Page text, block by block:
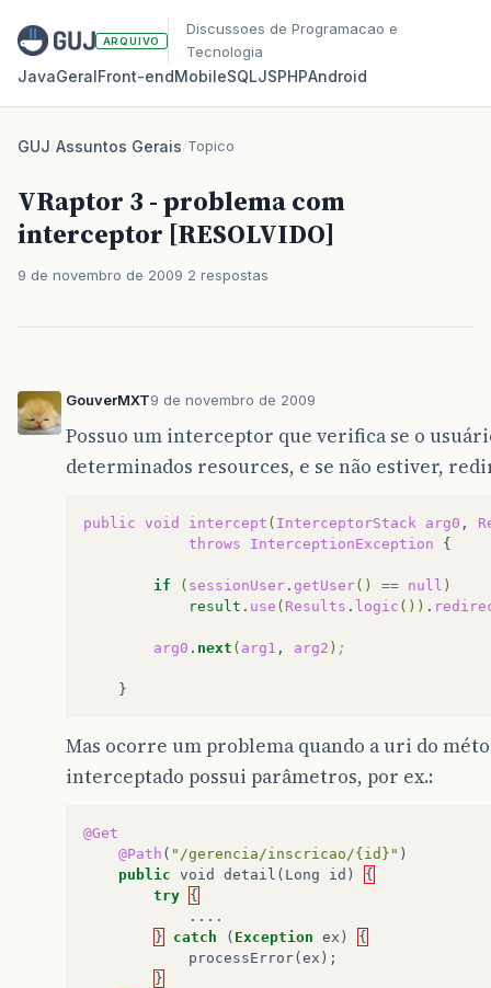
ARQUIVO
Discussoes de Programacao e
Tecnologia
JavaGeralFront‑endMobileSQLJSPHPAndroid
GUJ/Assuntos Gerais/Topico
VRaptor 3 - problema com
interceptor [RESOLVIDO]
9 de novembro de 2009 2 respostas
GouverMXT9 de novembro de 2009
Possuo um interceptor que verifica se o
determinados resources, e se não estiver,
public void intercept ( InterceptorStack arg0 ,
throws
InterceptionException {
if ( sessionUser . getUser() == null )
result . use ( Results . logic ()) .
arg0 . next ( arg1 , arg2 ) ;
Mas ocorre um problema quando a uri do
interceptado possui parâmetros, por ex.:
@Get
@Path ( "/gerencia/inscricao/{id}" )
public void detail ( Long id )
{
try
{
....
}
catch ( Exception ex )
{
processError( ex );
}